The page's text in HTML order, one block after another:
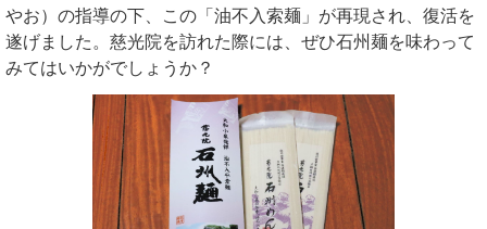
やお）の指導の下、この「油不入索麺」が再現され、復活を
遂げました。慈光院を訪れた際には、ぜひ石州麺を味わって
みてはいかがでしょうか？